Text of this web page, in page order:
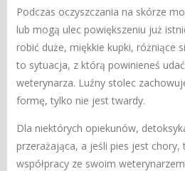
Podczas oczyszczania na skórze
lub mogą ulec powiększeniu już
robić duże, miękkie kupki, różniące
to sytuacja, z którą powinieneś
weterynarza. Luźny stolec
formę, tylko nie jest twardy.
Dla niektórych opiekunów,
przerażająca, a jeśli pies jest
współpracy ze swoim